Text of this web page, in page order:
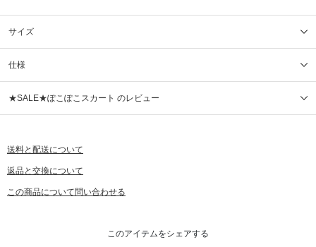
サイズ
仕様
★SALE★ぽこぽこスカート のレビュー
送料と配送について
返品と交換について
この商品について問い合わせる
このアイテムをシェアする